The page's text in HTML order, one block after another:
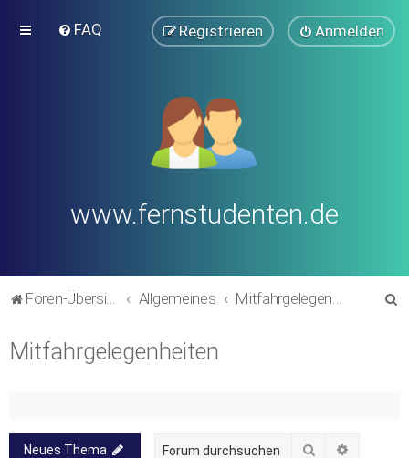
FAQ Anmelden
Registrieren
www.fernstudenten.de
Foren-Übersicht Allgemeines Mitfahrgelegenheiten
Mitfahrgelegenheiten
Neues Thema Suche